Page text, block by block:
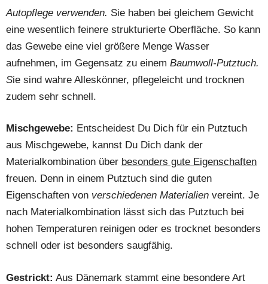
Autopflege verwenden. Sie haben bei gleichem Gewicht
eine wesentlich feinere strukturierte Oberfläche. So kann
das Gewebe eine viel größere Menge Wasser
aufnehmen, im Gegensatz zu einem Baumwoll-Putztuch.
Sie sind wahre Alleskönner, pflegeleicht und trocknen
zudem sehr schnell.
Mischgewebe: Entscheidest Du Dich für ein Putztuch
aus Mischgewebe, kannst Du Dich dank der
Materialkombination über besonders gute Eigenschaften
freuen. Denn in einem Putztuch sind die guten
Eigenschaften von verschiedenen Materialien vereint. Je
nach Materialkombination lässt sich das Putztuch bei
hohen Temperaturen reinigen oder es trocknet besonders
schnell oder ist besonders saugfähig.
Gestrickt: Aus Dänemark stammt eine besondere Art